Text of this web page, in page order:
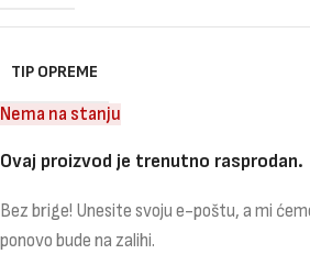
TIP OPREME
Nema na stanju
Ovaj proizvod je trenutno rasprodan.
Bez brige! Unesite svoju e-poštu, a mi
ponovo bude na zalihi.